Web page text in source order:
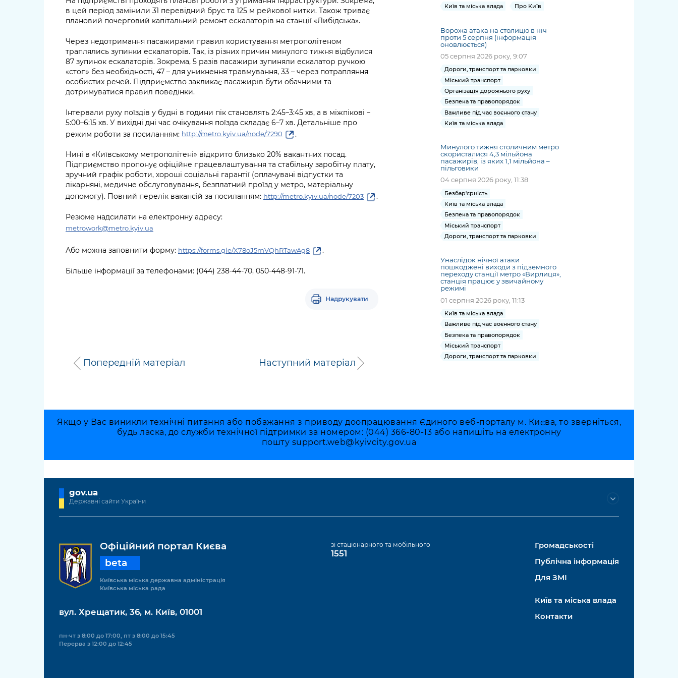
в цей період замінили 31 перевідний брус та 125 м рейкової нитки. Також триває
плановий почерговий капітальний ремонт ескалаторів на станції «Либідська».
Через недотримання пасажирами правил користування метрополітеном
траплялись зупинки ескалаторів. Так, із різних причин минулого тижня відбулися
87 зупинок ескалаторів. Зокрема, 5 разів пасажири зупиняли ескалатор ручкою
«стоп» без необхідності, 47 – для уникнення травмування, 33 – через потрапляння
особистих речей. Підприємство закликає пасажирів бути обачними та
дотримуватися правил поведінки.
Інтервали руху поїздів у будні в години пік становлять 2:45–3:45 хв, а в міжпікові –
5:00–6:15 хв. У вихідні дні час очікування поїзда складає 6–7 хв. Детальніше про
режим роботи за посиланням: http://metro.kyiv.ua/node/7290 .
Нині в «Київському метрополітені» відкрито близько 20% вакантних посад.
Підприємство пропонує офіційне працевлаштування та стабільну заробітну плату,
зручний графік роботи, хороші соціальні гарантії (оплачувані відпустки та
лікарняні, медичне обслуговування, безплатний проїзд у метро, матеріальну
допомогу). Повний перелік вакансій за посиланням: http://metro.kyiv.ua/node/7203 .
Резюме надсилати на електронну адресу:
metrowork@metro.kyiv.ua
Або можна заповнити форму: https://forms.gle/X78oJ5mVQhRTawAg8 .
Більше інформації за телефонами: (044) 238-44-70, 050-448-91-71.
Надрукувати
Попередній матеріал Наступний матеріал
Київ та міська влада
Про Київ
Ворожа атака на столицю в ніч
проти 5 серпня (інформація
оновлюється)
05 серпня 2026 року, 9:07
Дороги, транспорт та парковки
Міський транспорт
Організація дорожнього руху
Безпека та правопорядок
Важливе під час воєнного стану
Київ та міська влада
Минулого тижня столичним метро
скористалися 4,3 мільйона
пасажирів, із яких 1,1 мільйона –
пільговики
04 серпня 2026 року, 11:38
Безбар'єрність
Київ та міська влада
Безпека та правопорядок
Міський транспорт
Дороги, транспорт та парковки
Унаслідок нічної атаки
пошкоджені виходи з підземного
переходу станції метро «Вирлиця»,
станція працює у звичайному
режимі
01 серпня 2026 року, 11:13
Київ та міська влада
Важливе під час воєнного стану
Безпека та правопорядок
Міський транспорт
Дороги, транспорт та парковки
Якщо у Вас виникли технічні питання або побажання з приводу доопрацювання Єдиного веб-порталу м. Києва, то зверніться,
будь ласка, до служби технічної підтримки за номером: (044) 366-80-13 або напишіть на електронну
пошту support.web@kyivcity.gov.ua
gov.ua
Державні сайти України
Офіційний портал Києва
beta
Київська міська державна адміністрація
Київська міська рада
вул. Хрещатик, 36, м. Київ, 01001
пн-чт з 8:00 до 17:00, пт з 8:00 до 15:45
Перерва з 12:00 до 12:45
зі стаціонарного та мобільного
1551
Громадськості
Публічна інформація
Для ЗМІ
Київ та міська влада
Контакти